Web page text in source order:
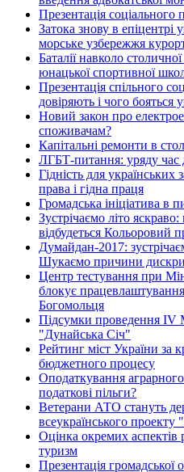
Презентація соціального
Затока знову в епіцентрі
морське узбережжя
Баталії навколо
юнацької спортивної
Презентація спільного
довіряють і чого бояться
Новий закон про
споживачам?
Капітальні ремонти в
ЛГБТ-питання: уряду час
Гідність для українських
права і гідна праця
Громадська ініціатива в
Зустрічаємо літо
відбудеться Кольоровий
Думайдан-2017:
Шукаємо причини
Центр тестування при
блокує
Богомольця
Підсумки проведення IV
"Дунайська Січ"
Рейтинг міст України за
бюджетного процесу
Оподаткування аграрного
податкові пільги?
Ветерани АТО стануть
всеукраїнського проекту
Оцінка окремих аспектів
туризм
Презентація громадської